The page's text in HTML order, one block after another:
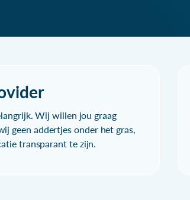
Wij willen jou graag
geen addertjes onder het gras,
transparant te zijn.